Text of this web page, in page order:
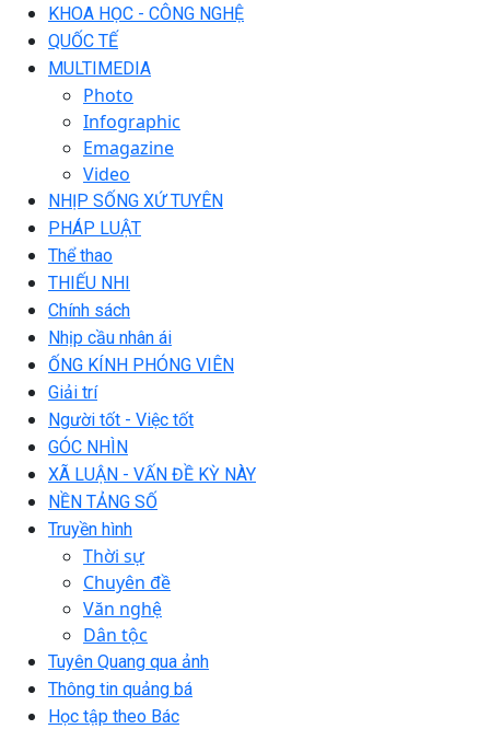
KHOA HỌC - CÔNG NGHỆ
QUỐC TẾ
MULTIMEDIA
Photo
Infographic
Emagazine
Video
NHỊP SỐNG XỨ TUYÊN
PHÁP LUẬT
Thể thao
THIẾU NHI
Chính sách
Nhịp cầu nhân ái
ỐNG KÍNH PHÓNG VIÊN
Giải trí
Người tốt - Việc tốt
GÓC NHÌN
XÃ LUẬN - VẤN ĐỀ KỲ NÀY
NỀN TẢNG SỐ
Truyền hình
Thời sự
Chuyên đề
Văn nghệ
Dân tộc
Tuyên Quang qua ảnh
Thông tin quảng bá
Học tập theo Bác